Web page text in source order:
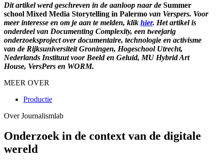
Dit artikel werd geschreven in de aanloop naar de Summer
school Mixed Media Storytelling in Palermo van Verspers. Voor
meer interesse en om je aan te melden, klik hier. Het artikel is
onderdeel van Documenting Complexity, een tweejarig
onderzoeksproject over documentaire, technologie en activisme
van de Rijksuniversiteit Groningen, Hogeschool Utrecht,
Nederlands Instituut voor Beeld en Geluid, MU Hybrid Art
House, VersPers en WORM.
MEER OVER
Productie
Over Journalismlab
Onderzoek in de context van de digitale
wereld